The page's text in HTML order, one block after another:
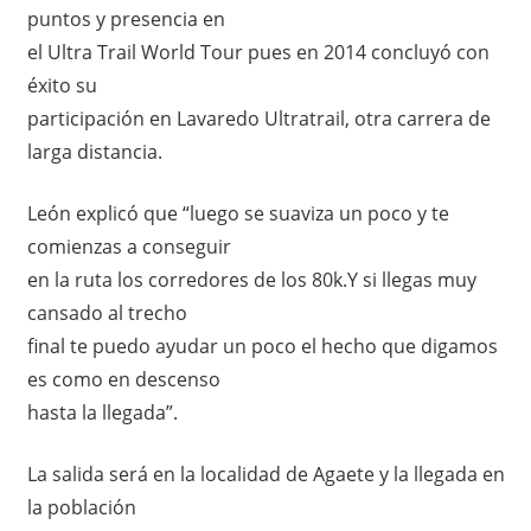
puntos y presencia en
el Ultra Trail World Tour pues en 2014 concluyó con
éxito su
participación en Lavaredo Ultratrail, otra carrera de
larga distancia.
León explicó que “luego se suaviza un poco y te
comienzas a conseguir
en la ruta los corredores de los 80k.Y si llegas muy
cansado al trecho
final te puedo ayudar un poco el hecho que digamos
es como en descenso
hasta la llegada”.
La salida será en la localidad de Agaete y la llegada en
la población